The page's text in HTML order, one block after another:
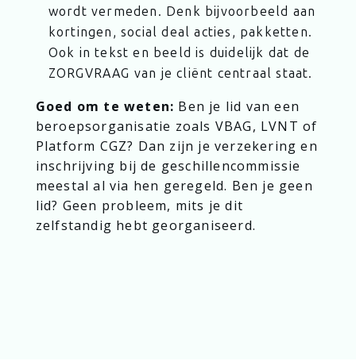
wordt vermeden. Denk bijvoorbeeld aan
kortingen, social deal acties, pakketten.
Ook in tekst en beeld is duidelijk dat de
ZORGVRAAG van je cliënt centraal staat.
Goed om te weten: Ben je lid van een
beroepsorganisatie zoals VBAG, LVNT of
Platform CGZ? Dan zijn je verzekering en
inschrijving bij de geschillencommissie
meestal al via hen geregeld. Ben je geen
lid? Geen probleem, mits je dit
zelfstandig hebt georganiseerd.